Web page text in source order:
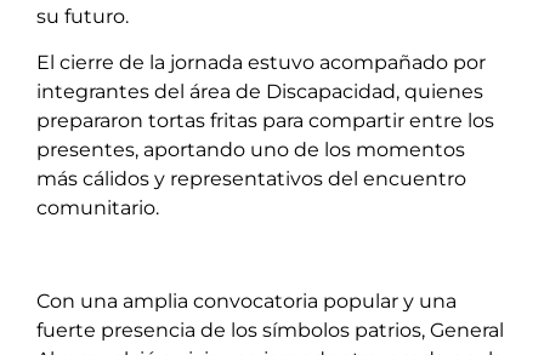
su futuro.
El cierre de la jornada estuvo acompañado por
integrantes del área de Discapacidad, quienes
prepararon tortas fritas para compartir entre los
presentes, aportando uno de los momentos
más cálidos y representativos del encuentro
comunitario.
Con una amplia convocatoria popular y una
fuerte presencia de los símbolos patrios, General